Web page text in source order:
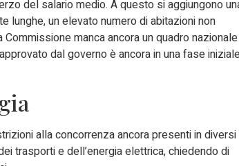
del salario medio. A questo si aggiungono
lunghe, un elevato numero di abitazioni non
manca ancora un quadro nazionale
dal governo è ancora in una fase
alla concorrenza ancora presenti in diversi
trasporti e dell’energia elettrica, chiedendo di